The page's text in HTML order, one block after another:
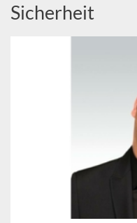
Sicherheit